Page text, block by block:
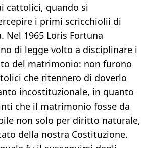
cattolici, quando si
i primi scricchiolii di
Nel 1965 Loris Fortuna
di legge volto a disciplinare i
del matrimonio: non furono
che ritennero di doverlo
incostituzionale, in quanto
che il matrimonio fosse da
non solo per diritto naturale,
della nostra Costituzione.